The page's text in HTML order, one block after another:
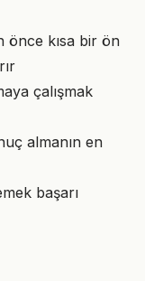
önce kısa bir ön
çalışmak
almanın en
başarı